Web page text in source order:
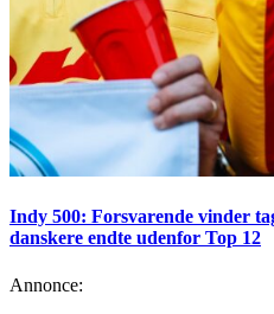
Indy 500: Forsvarende vinder
danskere endte udenfor Top 12
Annonce: